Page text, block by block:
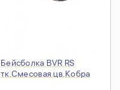
Бейсболка BVR RS
тк.Смесовая цв.Кобра